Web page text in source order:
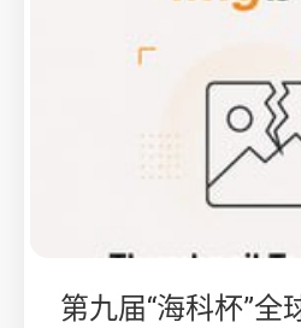
第九届“海科杯”全